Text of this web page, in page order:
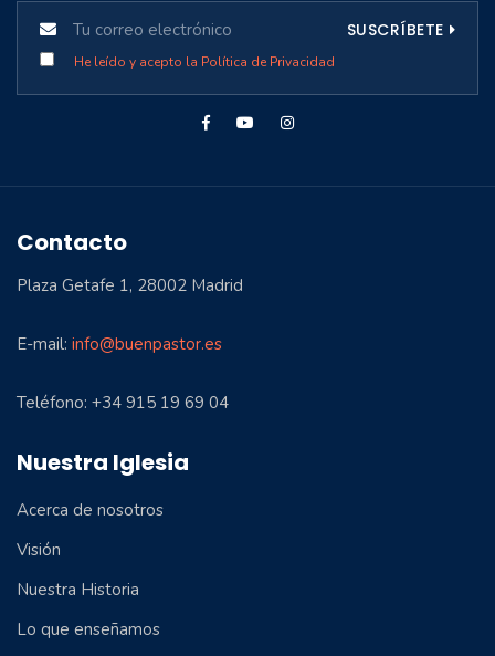
SUSCRÍBETE
He leído y acepto la Política de Privacidad
Contacto
Plaza Getafe 1, 28002 Madrid
E-mail: info@buenpastor.es
Teléfono: +34 915 19 69 04
Nuestra Iglesia
Acerca de nosotros
Visión
Nuestra Historia
Lo que enseñamos